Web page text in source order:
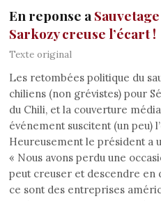
En reponse a
Sarkozy creuse l’écart !
Texte original
Les retombées politique du
chiliens (non grévistes) pour
du Chili, et la couverture
événement suscitent (un peu)
Heureusement le président a
« Nous avons perdu une
peut creuser et descendre en
ce sont des entreprises